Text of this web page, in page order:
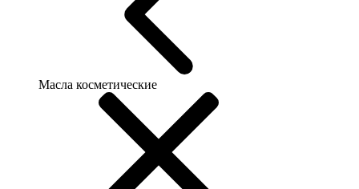
Масла косметические